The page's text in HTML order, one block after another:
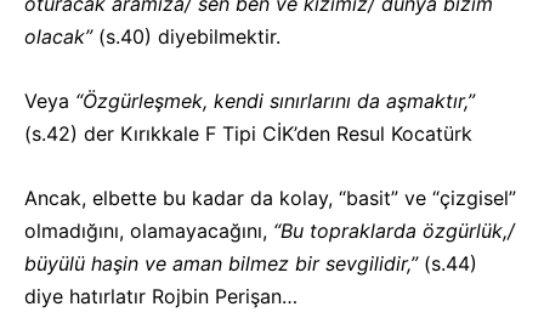
olacak”(s.40) diyebilmektir.
Veya “Özgürleşmek, kendi sınırlarını da aşmaktır,”
(s.42) der Kırıkkale F Tipi CİK’den Resul Kocatürk
Ancak, elbette bu kadar da kolay, “basit” ve “çizgisel”
olmadığını, olamayacağını, “Bu topraklarda özgürlük,/
büyülü haşin ve aman bilmez bir sevgilidir,”(s.44)
diye hatırlatır Rojbin Perişan…